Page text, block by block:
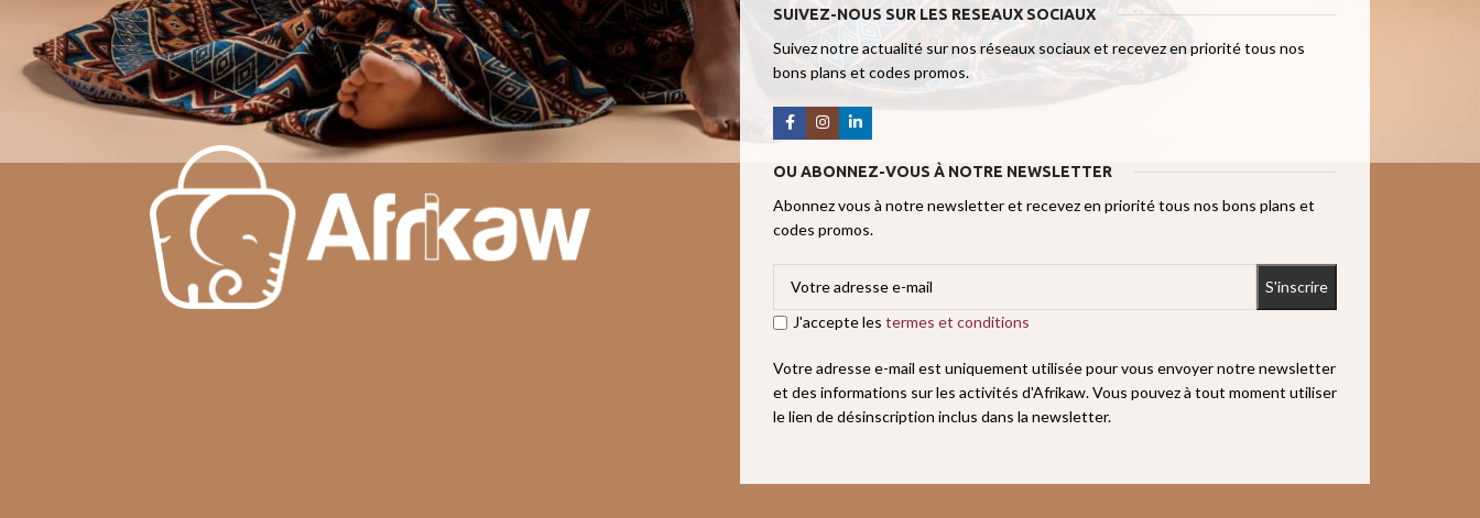
SUIVEZ-NOUS SUR LES RESEAUX SOCIAUX
Suivez notre actualité sur nos réseaux sociaux et recevez en priorité tous nos
bons plans et codes promos.
OU ABONNEZ-VOUS À NOTRE NEWSLETTER
Abonnez vous à notre newsletter et recevez en priorité tous nos bons plans et
codes promos.
J'accepte les termes et conditions
Votre adresse e-mail est uniquement utilisée pour vous envoyer notre newsletter
et des informations sur les activités d'Afrikaw. Vous pouvez à tout moment utiliser
le lien de désinscription inclus dans la newsletter.